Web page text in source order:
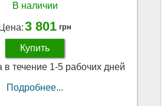
В наличии
Цена:3 801 грн
Купить
в течение 1-5 рабочих дней
Подробнее...